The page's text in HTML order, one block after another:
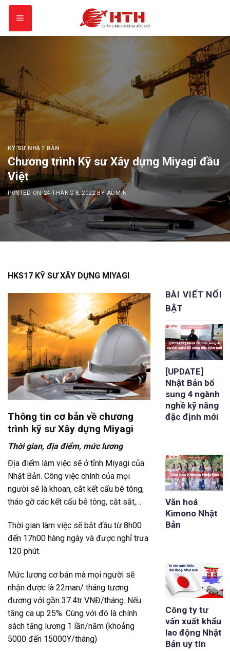
Skip
content
KỸ SƯ NHẬT BẢN
Chương trình Kỹ sư Xây dựng Miyagi đầu
Việt
POSTED ON24 THÁNG 8, 2022BYADMIN
HKS17 KỸ SƯ XÂY DỰNG MIYAGI
Thông tin cơ bản về chương
trình kỹ sư Xây dựng Miyagi
Thời gian, địa điểm, mức lương
Địa điểm làm việc sẽ ở tỉnh Miyagi của
Nhật Bản. Công việc chính của mọi
người sẽ là khoan, cắt kết cấu bê tông;
tháo gỡ các kết cấu bê tông, cắt sắt,…
Thời gian làm việc sẽ bắt đầu từ 8h00
đến 17h00 hàng ngày và được nghỉ trưa
120 phút.
Mức lương cơ bản mà mọi người sẽ
nhận được là 22man/ tháng tương
đương với gần 37.4tr VNĐ/tháng. Nếu
tăng ca up 25%. Cùng với đó là chính
sách tăng lương 1 lần/năm (khoảng
5000 đến 15000Y/tháng)
BÀI VIẾT NỔI
BẬT
[UPDATE]
Nhật Bản bổ
sung 4 ngành
nghề kỹ năng
đặc định mới
Văn hoá
Kimono Nhật
Bản
Công ty tư
vấn xuất khẩu
lao động Nhật
Bản uy tín